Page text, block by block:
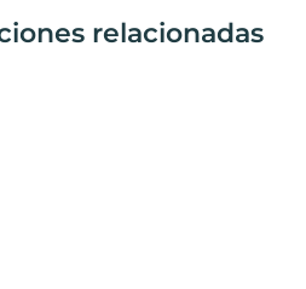
relacionadas